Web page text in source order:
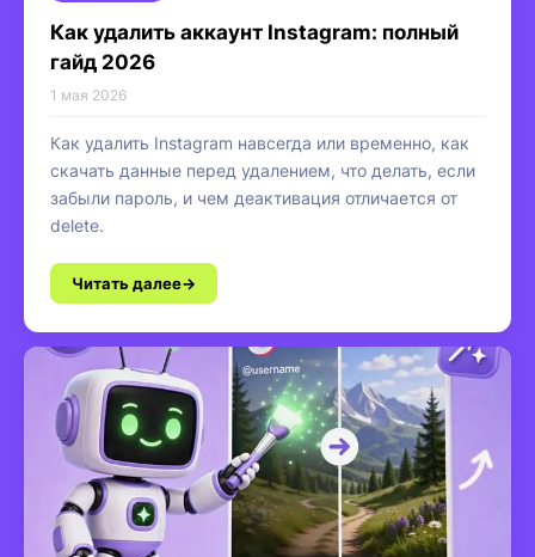
Как удалить аккаунт Instagram: полный
гайд 2026
1 мая 2026
Как удалить Instagram навсегда или временно, как
скачать данные перед удалением, что делать, если
забыли пароль, и чем деактивация отличается от
delete.
Читать далее